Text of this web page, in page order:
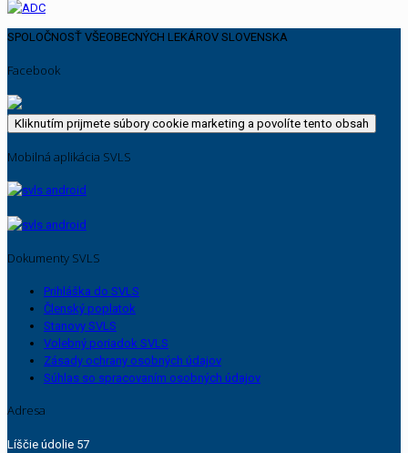
SPOLOČNOSŤ VŠEOBECNÝCH LEKÁROV SLOVENSKA
Facebook
Kliknutím prijmete súbory cookie marketing a povolíte tento obsah
Mobilná aplikácia SVLS
Dokumenty SVLS
Prihláška do SVLS
Členský poplatok
Stanovy SVLS
Volebný poriadok SVLS
Zásady ochrany osobných údajov
Súhlas so spracovaním osobných údajov
Adresa
Líščie údolie 57